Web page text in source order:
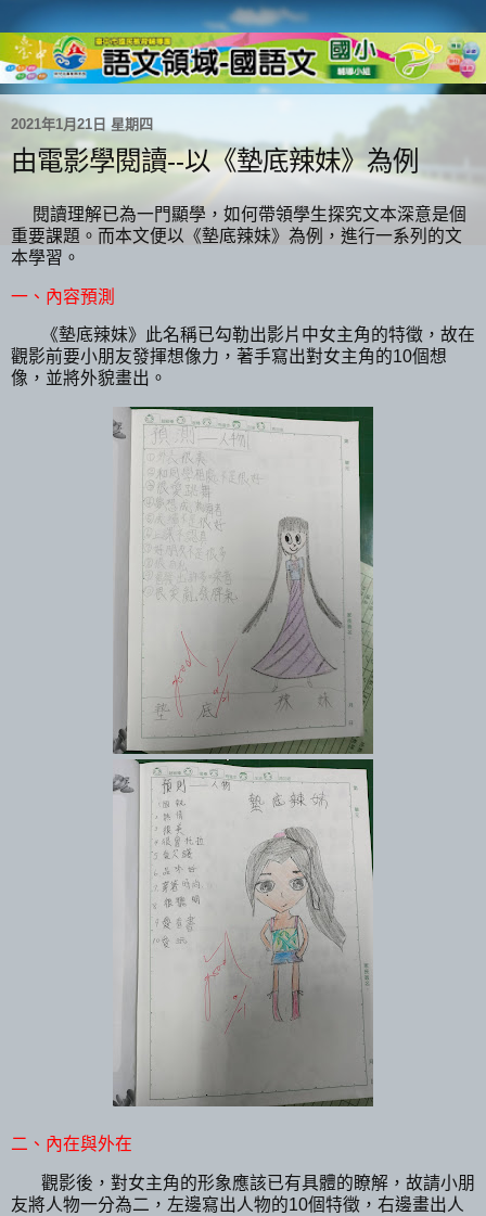
2021年1月21日 星期四
由電影學閱讀--以《墊底辣妹》為例
閱讀理解已為一門顯學，如何帶領學生探究文本深意是個
重要課題。而本文便以《墊底辣妹》為例，進行一系列的文
本學習。
一、內容預測
《墊底辣妹》此名稱已勾勒出影片中女主角的特徵，故在
觀影前要小朋友發揮想像力，著手寫出對女主角的10個想
像，並將外貌畫出。
二、內在與外在
觀影後，對女主角的形象應該已有具體的瞭解，故請小朋
友將人物一分為二，左邊寫出人物的10個特徵，右邊畫出人